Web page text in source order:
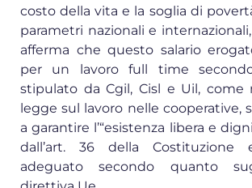
costo della vita e la soglia di
parametri nazionali e internazionali,
afferma che questo salario
per un lavoro full time
stipulato da Cgil, Cisl e Uil, come
legge sul lavoro nelle cooperative,
a garantire l’“esistenza libera e
dall’art. 36 della Costituzione
adeguato secondo quanto